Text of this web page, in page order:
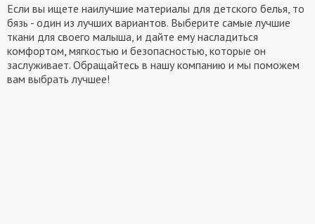
Если вы ищете наилучшие материалы для детского белья, то
бязь - один из лучших вариантов. Выберите самые лучшие
ткани для своего малыша, и дайте ему насладиться
комфортом, мягкостью и безопасностью, которые он
заслуживает. Обращайтесь в нашу компанию и мы поможем
вам выбрать лучшее!